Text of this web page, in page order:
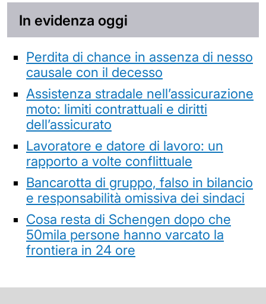
In evidenza oggi
Perdita di chance in assenza di nesso
causale con il decesso
Assistenza stradale nell’assicurazione
moto: limiti contrattuali e diritti
dell’assicurato
Lavoratore e datore di lavoro: un
rapporto a volte conflittuale
Bancarotta di gruppo, falso in bilancio
e responsabilità omissiva dei sindaci
Cosa resta di Schengen dopo che
50mila persone hanno varcato la
frontiera in 24 ore